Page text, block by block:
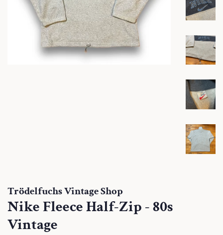
Trödelfuchs Vintage Shop
Nike Fleece Half-Zip - 80s
Vintage